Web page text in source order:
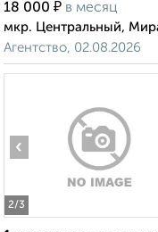
18 000 ₽ в месяц
мкр. Центральный,
Агентство, 02.08.2026
2/3
‹